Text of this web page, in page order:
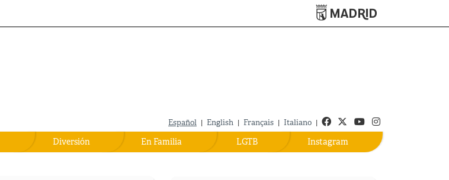
Turismo de Madrid
Español | English | Français | Italiano | Facebook
TwitterYoutube
Instagram
Instagram
LGTB
En Familia
Diversión